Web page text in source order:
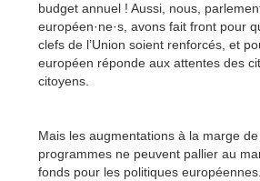
budget annuel ! Aussi, nous,
européen·ne·s, avons fait front pour
clefs de l’Union soient renforcés, et
européen réponde aux attentes des
citoyens.
Mais les augmentations à la marge
programmes ne peuvent pallier au
fonds pour les politiques